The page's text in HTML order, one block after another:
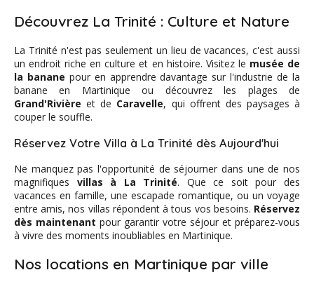
Découvrez La Trinité : Culture et Nature
La Trinité n'est pas seulement un lieu de vacances, c'est aussi
un endroit riche en culture et en histoire. Visitez le musée de
la banane pour en apprendre davantage sur l'industrie de la
banane en Martinique ou découvrez les plages de
Grand'Rivière et de Caravelle, qui offrent des paysages à
couper le souffle.
Réservez Votre Villa à La Trinité dès Aujourd'hui
Ne manquez pas l'opportunité de séjourner dans une de nos
magnifiques villas à La Trinité. Que ce soit pour des
vacances en famille, une escapade romantique, ou un voyage
entre amis, nos villas répondent à tous vos besoins. Réservez
dès maintenant pour garantir votre séjour et préparez-vous
à vivre des moments inoubliables en Martinique.
Nos locations en Martinique par ville